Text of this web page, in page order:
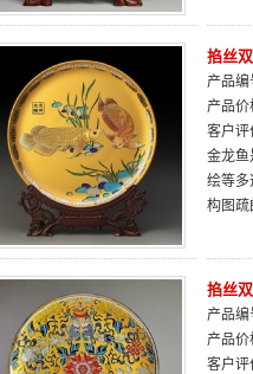
掐丝
产品编
产品价
客户评
金龙鱼
绘等多
构图疏
掐丝
产品编
产品价
客户评